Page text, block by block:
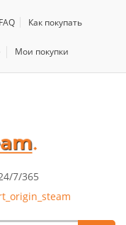
FAQ Как покупать
Мои покупки
7/365